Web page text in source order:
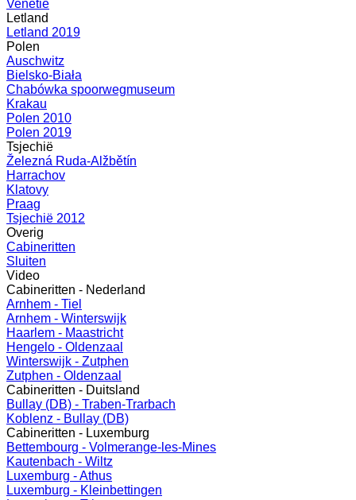
Venetië
Letland
Letland 2019
Polen
Auschwitz
Bielsko-Biała
Chabówka spoorwegmuseum
Krakau
Polen 2010
Polen 2019
Tsjechië
Železná Ruda-Alžbětín
Harrachov
Klatovy
Praag
Tsjechië 2012
Overig
Cabineritten
Sluiten
Video
Cabineritten - Nederland
Arnhem - Tiel
Arnhem - Winterswijk
Haarlem - Maastricht
Hengelo - Oldenzaal
Winterswijk - Zutphen
Zutphen - Oldenzaal
Cabineritten - Duitsland
Bullay (DB) - Traben-Trarbach
Koblenz - Bullay (DB)
Cabineritten - Luxemburg
Bettembourg - Volmerange-les-Mines
Kautenbach - Wiltz
Luxemburg - Athus
Luxemburg - Kleinbettingen